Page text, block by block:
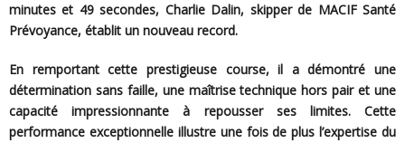
minutes et 49 secondes, Charlie Dalin, skipper de MACIF Santé
Prévoyance, établit un nouveau record.
En remportant cette prestigieuse course, il a démontré une
détermination sans faille, une maîtrise technique hors pair et une
capacité impressionnante à repousser ses limites. Cette
performance exceptionnelle illustre une fois de plus l’expertise du